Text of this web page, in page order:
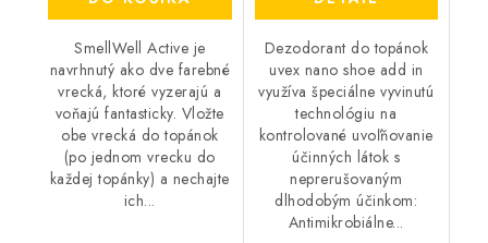
SmellWell Active je
navrhnutý ako dve farebné
vrecká, ktoré vyzerajú a
voňajú fantasticky. Vložte
obe vrecká do topánok
(po jednom vrecku do
každej topánky) a nechajte
ich...
Dezodorant do topánok
uvex nano shoe add in
využíva špeciálne vyvinutú
technológiu na
kontrolované uvoľňovanie
účinných látok s
neprerušovaným
dlhodobým účinkom:
Antimikrobiálne...